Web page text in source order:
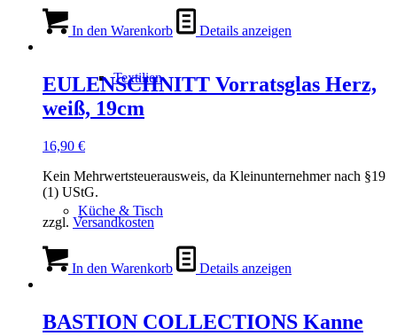
Textilien
Küche & Tisch
In den Warenkorb Details anzeigen
EULENSCHNITT Vorratsglas Herz,
weiß, 19cm
16,90 €
Kein Mehrwertsteuerausweis, da Kleinunternehmer nach §19
(1) UStG.
zzgl. Versandkosten
In den Warenkorb Details anzeigen
BASTION COLLECTIONS Kanne